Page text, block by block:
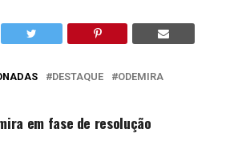
DESTAQUE ODEMIRA
em fase de resolução